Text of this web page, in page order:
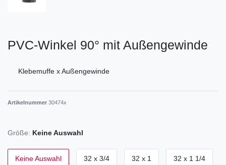
PVC-Winkel 90° mit Außengewinde
Klebemuffe x Außengewinde
Artikelnummer 30474x
Größe: Keine Auswahl
Keine Auswahl 32 x 3/4 32 x 1 32 x 1 1/4